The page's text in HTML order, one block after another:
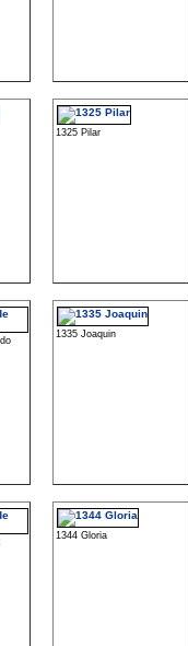
1325 Pilar
1335 Joaquin
1344 Gloria